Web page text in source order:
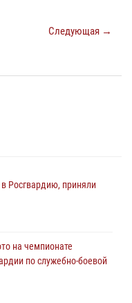
Следующая →
Росгвардию, приняли
на чемпионате
по служебно-боевой